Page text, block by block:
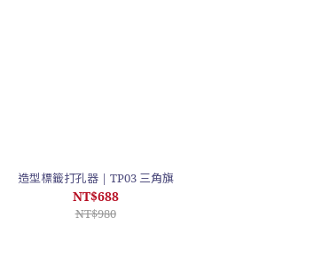
造型標籤打孔器 | TP03 三角旗
NT$688
NT$980